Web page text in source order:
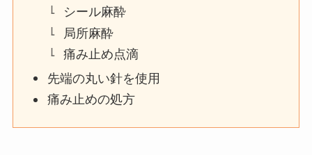
シール麻酔
局所麻酔
痛み止め点滴
先端の丸い針を使用
痛み止めの処方